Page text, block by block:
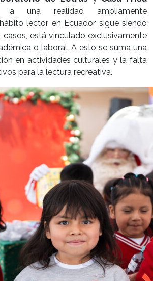
a una realidad ampliamente
lector en Ecuador sigue siendo
casos, está vinculado exclusivamente
o laboral. A esto se suma una
en actividades culturales y la falta
para la lectura recreativa.